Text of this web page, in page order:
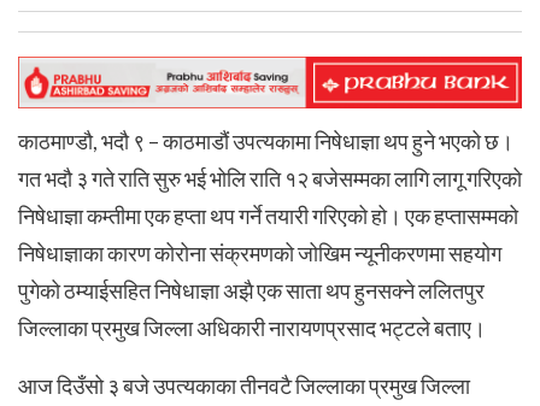
काठमाण्डौ, भदौ ९ – काठमाडौं उपत्यकामा निषेधाज्ञा थप हुने भएको छ।
गत भदौ ३ गते राति सुरु भई भोलि राति १२ बजेसम्मका लागि लागू गरिएको
निषेधाज्ञा कम्तीमा एक हप्ता थप गर्ने तयारी गरिएको हो। एक हप्तासम्मको
निषेधाज्ञाका कारण कोरोना संक्रमणको जोखिम न्यूनीकरणमा सहयोग
पुगेको ठम्याईसहित निषेधाज्ञा अझै एक साता थप हुनसक्ने ललितपुर
जिल्लाका प्रमुख जिल्ला अधिकारी नारायणप्रसाद भट्टले बताए।
आज दिउँसो ३ बजे उपत्यकाका तीनवटै जिल्लाका प्रमुख जिल्ला